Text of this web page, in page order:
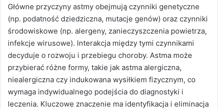
Główne przyczyny astmy obejmują czynniki genetyczne
(np. podatność dziedziczna, mutacje genów) oraz czynniki
środowiskowe (np. alergeny, zanieczyszczenia powietrza,
infekcje wirusowe). Interakcja między tymi czynnikami
decyduje o rozwoju i przebiegu choroby. Astma może
przybierać różne formy, takie jak astma alergiczna,
niealergiczna czy indukowana wysiłkiem fizycznym, co
wymaga indywidualnego podejścia do diagnostyki i
leczenia. Kluczowe znaczenie ma identyfikacja i eliminacja